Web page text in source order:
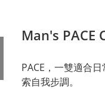
Man's PACE
PACE，一雙適合
索自我步調。